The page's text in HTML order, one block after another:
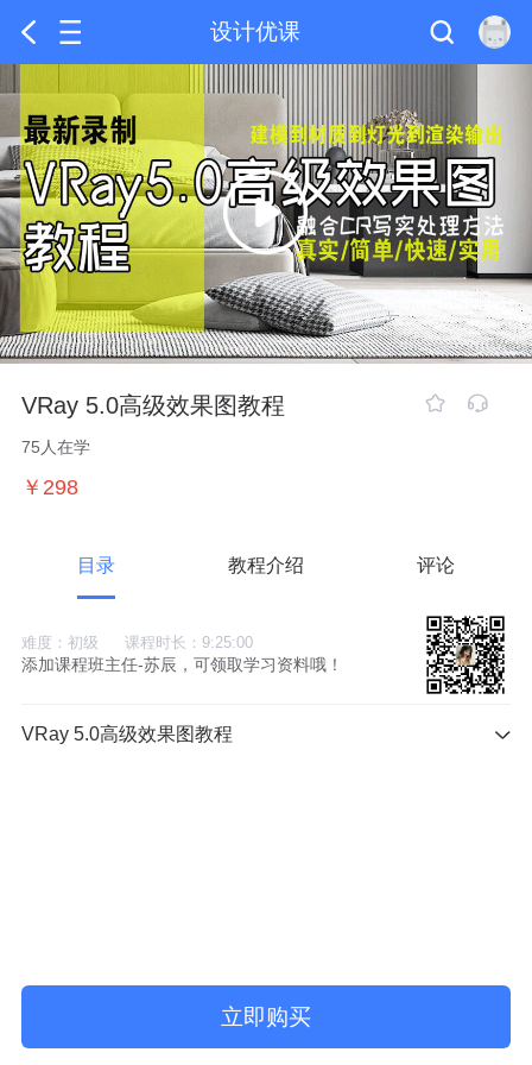
设计优课
VRay 5.0高级效果图教程
75人在学
￥298
目录 教程介绍 评论
难度：初级 课程时长：9:25:00
添加课程班主任-苏辰，可领取学习资料哦！
VRay 5.0高级效果图教程
立即购买